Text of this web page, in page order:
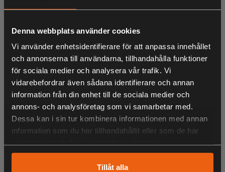
Denna webbplats använder cookies
Vi använder enhetsidentifierare för att anpassa innehållet
och annonserna till användarna, tillhandahålla funktioner
för sociala medier och analysera vår trafik. Vi
vidarebefordrar även sådana identifierare och annan
information från din enhet till de sociala medier och
annons- och analysföretag som vi samarbetar med.
Dessa kan i sin tur kombinera informationen med annan
information som du har tillhandahållit eller som de har
Tillåt alla
arbeta mer bekvämt, och den kraftulla X-TORQ®-motorn
har ett högt vridmoment tack vare högeffektiv förbränning.
Dessutom är den lätt att underhålla tack vare Air Injection™
som håller filtret renare längre. Vid ett kast stoppar den
effektiva tröghetsaktiverade kedjebromsen omedelbart
kedjan för att minska risken för skador.
Ingår:
Typ av svärd (lång): Noshjul